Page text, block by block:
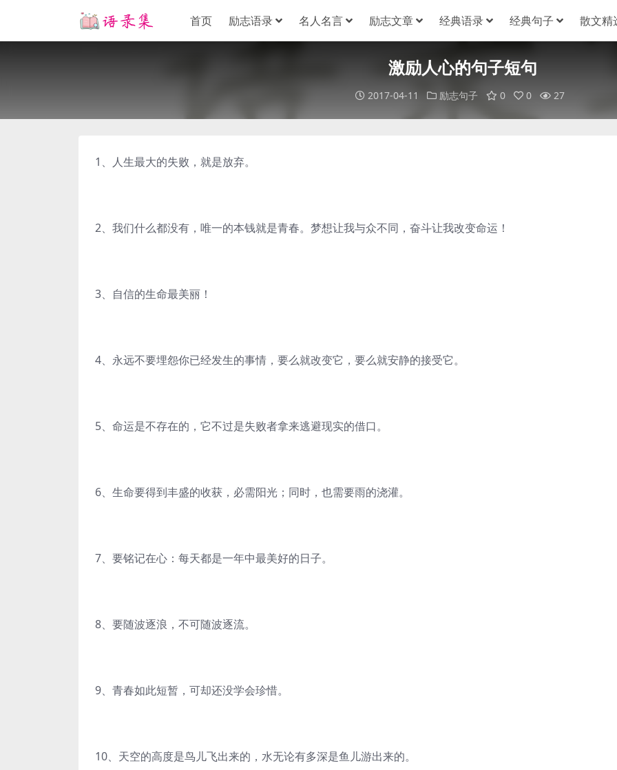
首页 励志语录 名人名言 励志文章 经典语录 经典句子 散文精
激励人心的句子短句
2017-04-11 励志句子 0 0 27
1、人生最大的失败，就是放弃。
2、我们什么都没有，唯一的本钱就是青春。梦想让我与众不同，奋斗让我改变命运！
3、自信的生命最美丽！
4、永远不要埋怨你已经发生的事情，要么就改变它，要么就安静的接受它。
5、命运是不存在的，它不过是失败者拿来逃避现实的借口。
6、生命要得到丰盛的收获，必需阳光；同时，也需要雨的浇灌。
7、要铭记在心：每天都是一年中最美好的日子。
8、要随波逐浪，不可随波逐流。
9、青春如此短暂，可却还没学会珍惜。
10、天空的高度是鸟儿飞出来的，水无论有多深是鱼儿游出来的。